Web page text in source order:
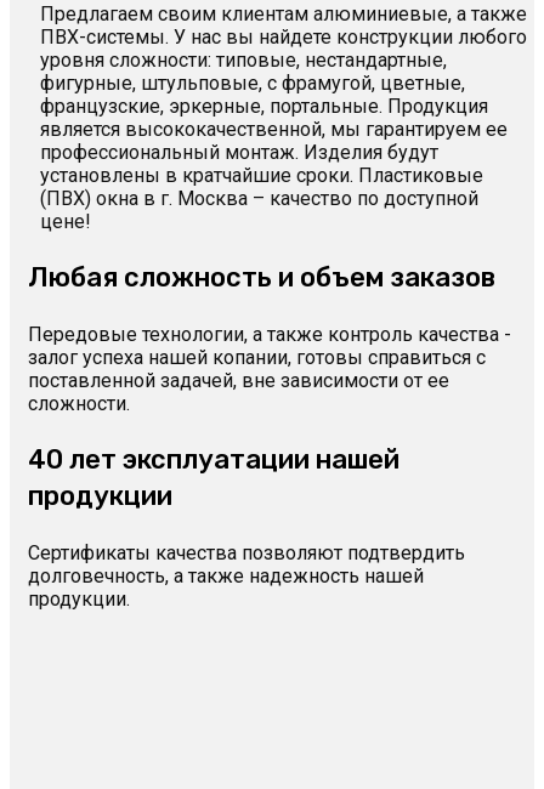
Предлагаем своим клиентам алюминиевые, а также
ПВХ-системы. У нас вы найдете конструкции любого
уровня сложности: типовые, нестандартные,
фигурные, штульповые, с фрамугой, цветные,
французские, эркерные, портальные. Продукция
является высококачественной, мы гарантируем ее
профессиональный монтаж. Изделия будут
установлены в кратчайшие сроки. Пластиковые
(ПВХ) окна в г. Москва – качество по доступной
цене!
Любая сложность и объем заказов
Передовые технологии, а также контроль качества -
залог успеха нашей копании, готовы справиться с
поставленной задачей, вне зависимости от ее
сложности.
40 лет эксплуатации нашей
продукции
Сертификаты качества позволяют подтвердить
долговечность, а также надежность нашей
продукции.